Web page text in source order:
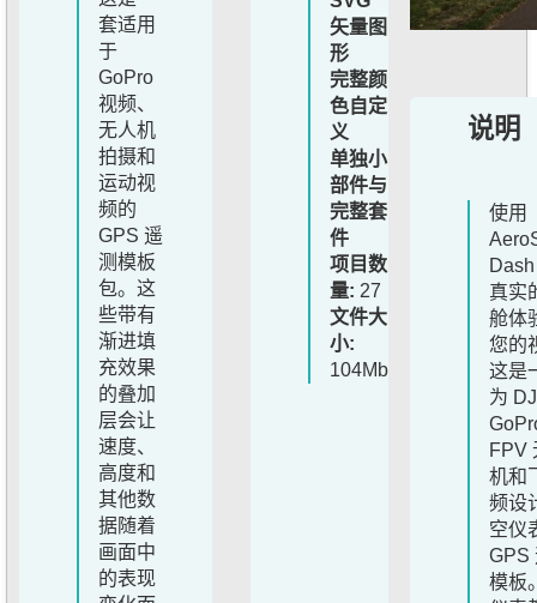
套适用
于
GoPro
视频、
无人机
拍摄和
运动视
频的
GPS 遥
测模板
包。这
些带有
渐进填
充效果
的叠加
层会让
速度、
高度和
其他数
据随着
画面中
的表现
矢量图
形
完整颜
色自定
义
单独小
部件与
完整套
件
项目数
量: 27
文件大
小:
104Mb
说明
使用
真实
舱体
您的
这是
为
FPV
机和
频设
空仪
GPS
模板